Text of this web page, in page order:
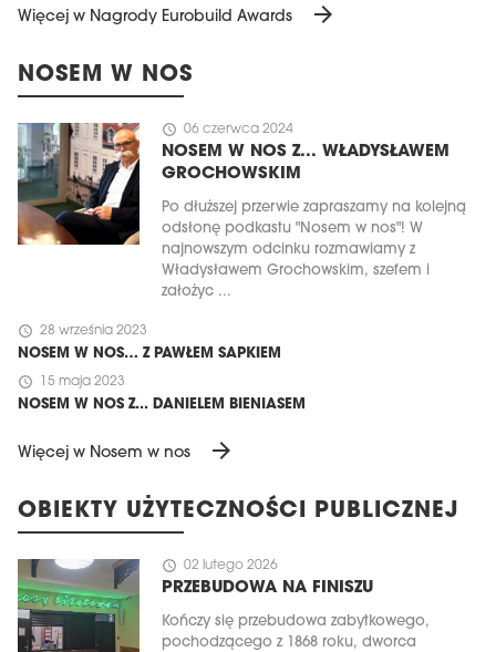
Więcej w Nagrody Eurobuild Awards arrow_forward
NOSEM W NOS
schedule 06 czerwca 2024
NOSEM W NOS Z... WŁADYSŁAWEM
GROCHOWSKIM
Po dłuższej przerwie zapraszamy na kolejną
odsłonę podkastu "Nosem w nos"! W
najnowszym odcinku rozmawiamy z
Władysławem Grochowskim, szefem i
założyc ...
schedule 28 września 2023
NOSEM W NOS… Z PAWŁEM SAPKIEM
schedule 15 maja 2023
NOSEM W NOS Z... DANIELEM BIENIASEM
Więcej w Nosem w nos arrow_forward
OBIEKTY UŻYTECZNOŚCI PUBLICZNEJ
schedule 02 lutego 2026
PRZEBUDOWA NA FINISZU
Kończy się przebudowa zabytkowego,
pochodzącego z 1868 roku, dworca